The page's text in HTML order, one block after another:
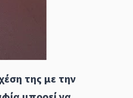
της με την